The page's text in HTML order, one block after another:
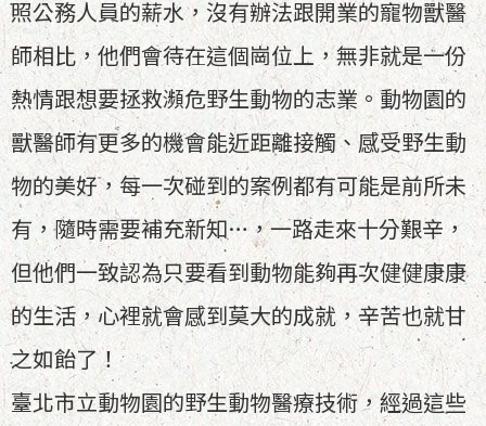
照公務人員的薪水，沒有辦法跟開業的寵物獸醫
師相比，他們會待在這個崗位上，無非就是一份
熱情跟想要拯救瀕危野生動物的志業。動物園的
獸醫師有更多的機會能近距離接觸、感受野生動
物的美好，每一次碰到的案例都有可能是前所未
有，隨時需要補充新知…，一路走來十分艱辛，
但他們一致認為只要看到動物能夠再次健健康康
的生活，心裡就會感到莫大的成就，辛苦也就甘
之如飴了！
臺北市立動物園的野生動物醫療技術，經過這些